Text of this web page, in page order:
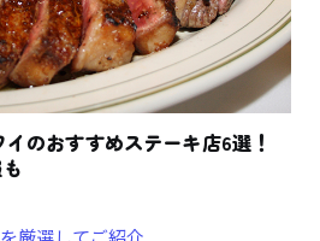
イのおすすめステーキ店6選！